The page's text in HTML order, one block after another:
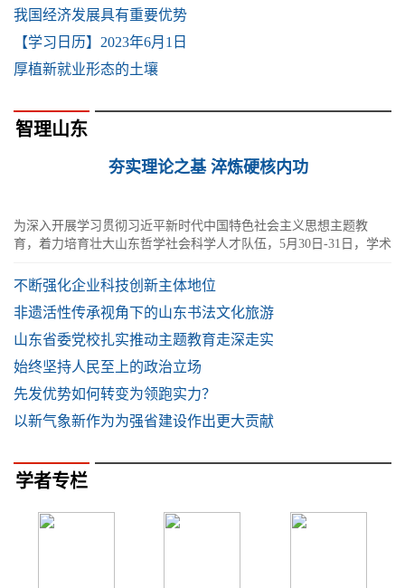
我国经济发展具有重要优势
【学习日历】2023年6月1日
厚植新就业形态的土壤
智理山东
夯实理论之基 淬炼硬核内功
为深入开展学习贯彻习近平新时代中国特色社会主义思想主题教
育，着力培育壮大山东哲学社会科学人才队伍，5月30日-31日，学术
不断强化企业科技创新主体地位
非遗活性传承视角下的山东书法文化旅游
山东省委党校扎实推动主题教育走深走实
始终坚持人民至上的政治立场
先发优势如何转变为领跑实力？
以新气象新作为为强省建设作出更大贡献
学者专栏